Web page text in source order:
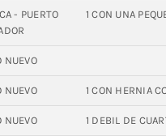
- PUERTO
1 CON UNA
NUEVO
NUEVO 1 CON HERNIA
NUEVO 1 DEBIL DE